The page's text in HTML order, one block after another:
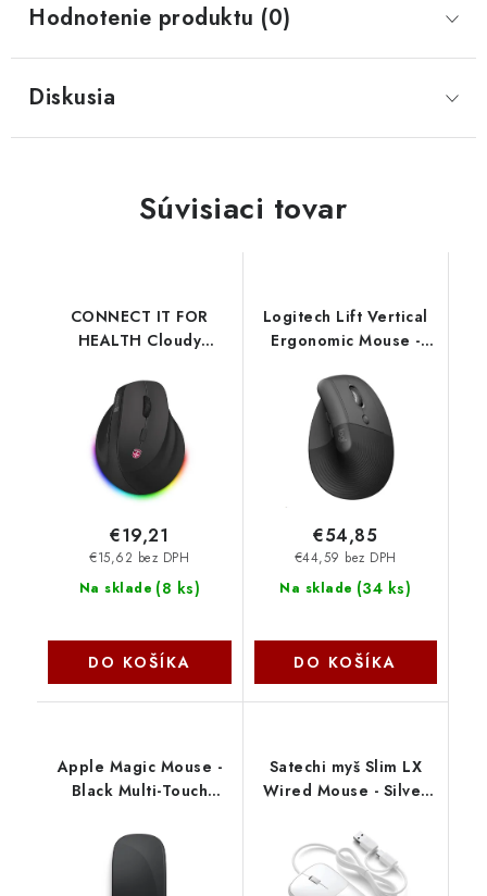
Hodnotenie produktu (0)
Diskusia
Súvisiaci tovar
CONNECT IT FOR
HEALTH Cloudy
myš, RGB podsvícení,
2xBT,USB ČERNÁ CMO-
2620-RH Connect IT
Na sklade (8 ks)
€15,62 bez DPH
€19,21
DO KOŠÍKA
Logitech Lift Vertical
Ergonomic Mouse -
2.4GHZ/BT 910-
006473
Na sklade (34 ks)
€44,59 bez DPH
€54,85
DO KOŠÍKA
Apple Magic Mouse -
Black Multi-Touch
Satechi myš Slim LX
Wired Mouse - Silver